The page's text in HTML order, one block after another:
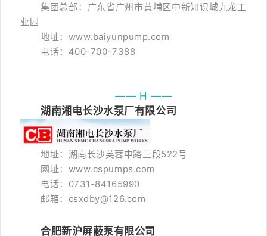
集团总部：广东省广州市黄埔区中新知识城九龙工
业园
地址：www.baiyunpump.com
电话：400-700-7388
—— H ——
湖南湘电长沙水泵厂有限公司
地址：湖南长沙芙蓉中路三段522号
网址：www.cspumps.com
电话：0731-84165990
邮箱：csxdby@126.com
合肥新沪屏蔽泵有限公司